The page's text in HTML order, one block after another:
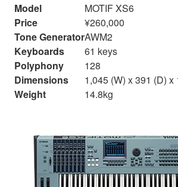
Model
MOTIF XS6
Price
¥260,000
Tone GeneratorAWM2
Keyboards
61 keys
Polyphony
128
Dimensions
1,045 (W) x 391 (D) x
Weight
14.8kg